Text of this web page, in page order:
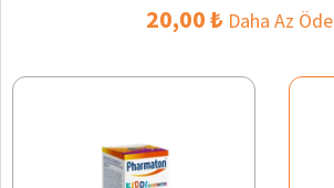
20,00 ₺ Daha Az Öde